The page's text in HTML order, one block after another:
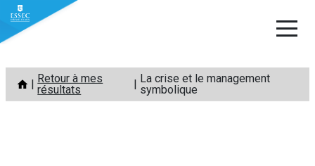
Aller
contenu
Retour à mes
résultats
La crise et le management
symbolique